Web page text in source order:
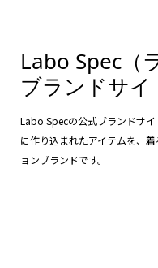
Labo Spec（
ブランドサイ
Labo Specの公式ブランドサ
に作り込まれたアイテムを、
ョンブランドです。